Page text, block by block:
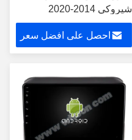
شيروكي 2014-2020
احصل على افضل سعر